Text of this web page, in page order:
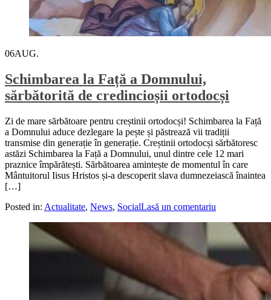
06AUG.
Schimbarea la Față a Domnului,
sărbătorită de credincioșii ortodocși
Zi de mare sărbătoare pentru creștinii ortodocși! Schimbarea la Față
a Domnului aduce dezlegare la pește și păstrează vii tradiții
transmise din generație în generație. Creștinii ortodocși sărbătoresc
astăzi Schimbarea la Față a Domnului, unul dintre cele 12 mari
praznice împărătești. Sărbătoarea amintește de momentul în care
Mântuitorul Iisus Hristos și-a descoperit slava dumnezeiască înaintea
[…]
Posted in: Actualitate, News, SocialLasă un comentariu